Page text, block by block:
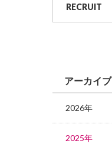
RECRUIT
アーカイブ
2026年
2025年